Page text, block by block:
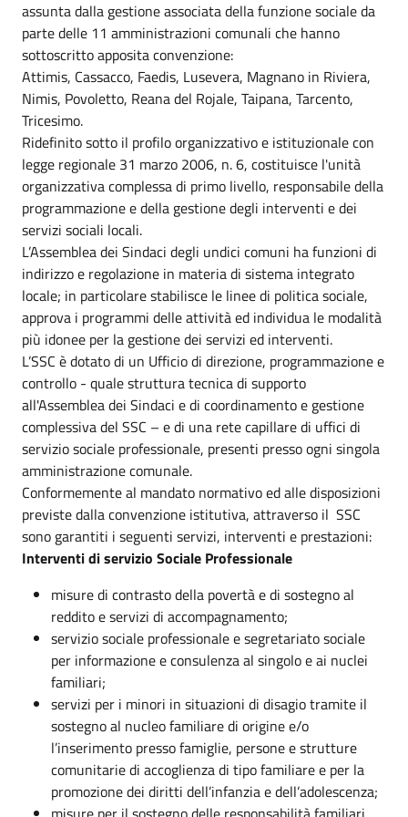
assunta dalla gestione associata della funzione sociale da
parte delle 11 amministrazioni comunali che hanno
sottoscritto apposita convenzione:
Attimis, Cassacco, Faedis, Lusevera, Magnano in Riviera,
Nimis, Povoletto, Reana del Rojale, Taipana, Tarcento,
Tricesimo.
Ridefinito sotto il profilo organizzativo e istituzionale con
legge regionale 31 marzo 2006, n. 6, costituisce l'unità
organizzativa complessa di primo livello, responsabile della
programmazione e della gestione degli interventi e dei
servizi sociali locali.
L’Assemblea dei Sindaci degli undici comuni ha funzioni di
indirizzo e regolazione in materia di sistema integrato
locale; in particolare stabilisce le linee di politica sociale,
approva i programmi delle attività ed individua le modalità
più idonee per la gestione dei servizi ed interventi.
L’SSC è dotato di un Ufficio di direzione, programmazione e
controllo - quale struttura tecnica di supporto
all'Assemblea dei Sindaci e di coordinamento e gestione
complessiva del SSC – e di una rete capillare di uffici di
servizio sociale professionale, presenti presso ogni singola
amministrazione comunale.
Conformemente al mandato normativo ed alle disposizioni
previste dalla convenzione istitutiva, attraverso il SSC
sono garantiti i seguenti servizi, interventi e prestazioni:
Interventi di servizio Sociale Professionale
misure di contrasto della povertà e di sostegno al
reddito e servizi di accompagnamento;
servizio sociale professionale e segretariato sociale
per informazione e consulenza al singolo e ai nuclei
familiari;
servizi per i minori in situazioni di disagio tramite il
sostegno al nucleo familiare di origine e/o
l’inserimento presso famiglie, persone e strutture
comunitarie di accoglienza di tipo familiare e per la
promozione dei diritti dell’infanzia e dell’adolescenza;